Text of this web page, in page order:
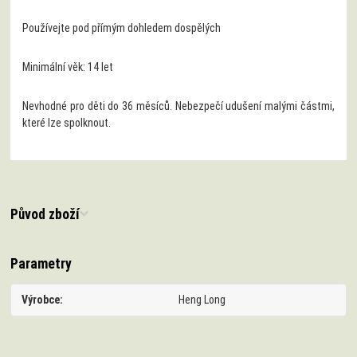
Používejte pod přímým dohledem dospělých
Minimální věk: 14 let
Nevhodné pro děti do 36 měsíců. Nebezpečí udušení malými částmi,
které lze spolknout.
Původ zboží
Parametry
Výrobce Heng Long